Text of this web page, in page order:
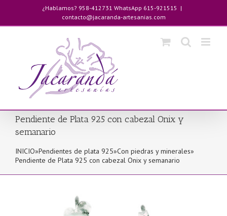
contenido
¿Hablamos? 958-412731 WhatsApp 615-921515 |
contacto@jacaranda-artesanias.com
Pendiente de Plata 925 con cabezal Onix y
semanario
INICIO»Pendientes de plata 925»Con piedras y minerales»
Pendiente de Plata 925 con cabezal Onix y semanario